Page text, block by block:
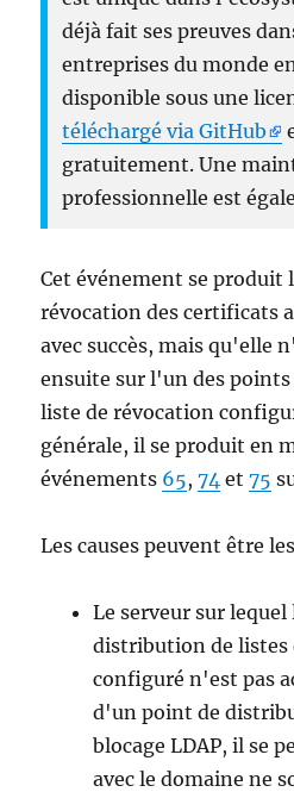
déjà fait ses preuves
entreprises du monde
disponible sous une
téléchargé via GitHub
gratuitement. Une
professionnelle est
Cet événement se produit
révocation des certificats
avec succès, mais qu'elle
ensuite sur l'un des
liste de révocation
générale, il se produit en
événements 65,74 et75
Les causes peuvent être
Le serveur sur
distribution de listes
configuré n'est pas
d'un point de
blocage LDAP, il se
avec le domaine ne